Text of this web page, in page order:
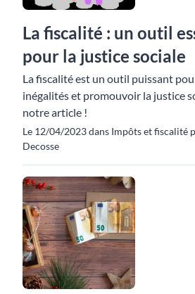
La fiscalité : un outil
pour la justice sociale
La fiscalité est un outil puissant
inégalités et promouvoir la justice
notre article !
Le 12/04/2023 dans Impôts et fiscalité
Decosse